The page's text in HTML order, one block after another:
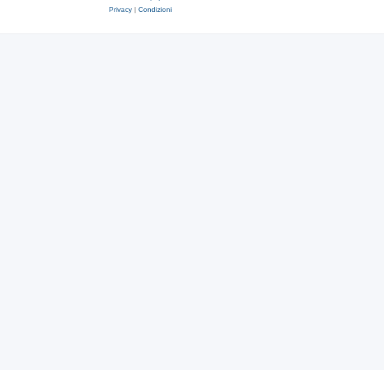
Privacy | Condizioni